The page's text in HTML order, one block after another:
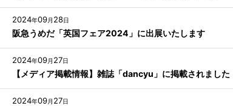
2024年09月 28日
阪急うめだ「英国フェア2024」に出展いたします
2024年09月 27日
【メディア掲載情報】雑誌「dancyu」に掲載されました
2024年09月 27日